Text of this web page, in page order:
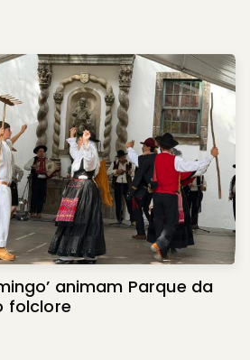
animam Parque da
folclore